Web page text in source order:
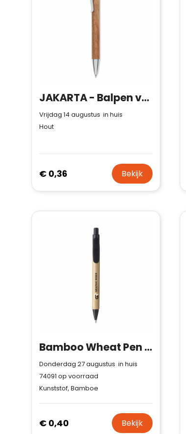
JAKARTA - Balpen van acaciahout
Vrijdag 14 augustus in huis
Hout
€ 0,36 Bekijk
Bamboo Wheat Pen tarwestro pennen
Donderdag 27 augustus in huis
74091 op voorraad
Kunststof, Bamboe
€ 0,40 Bekijk
Trustindex-certificaat
starten
Trustindex-certificaat.
Meer informatie